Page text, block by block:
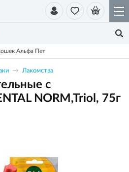
Альфа Пет
Лакомства
с
NORM,Triol, 75г